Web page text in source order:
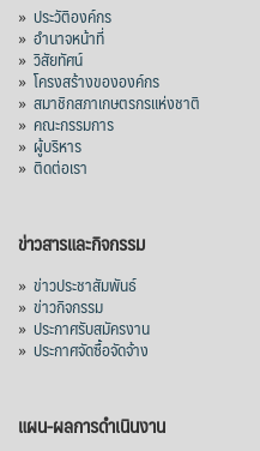
» ประวัติองค์กร
» อำนาจหน้าที่
» วิสัยทัศน์
» โครงสร้างขององค์กร
» สมาชิกสภาเกษตรกรแห่งชาติ
» คณะกรรมการ
» ผู้บริหาร
» ติดต่อเรา
ข่าวสารและกิจกรรม
» ข่าวประชาสัมพันธ์
» ข่าวกิจกรรม
» ประกาศรับสมัครงาน
» ประกาศจัดซื้อจัดจ้าง
แผน-ผลการดำเนินงาน